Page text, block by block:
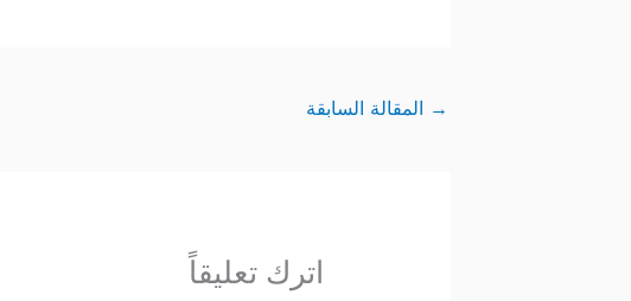
→ المقالة السابقة
اترك تعليقاً